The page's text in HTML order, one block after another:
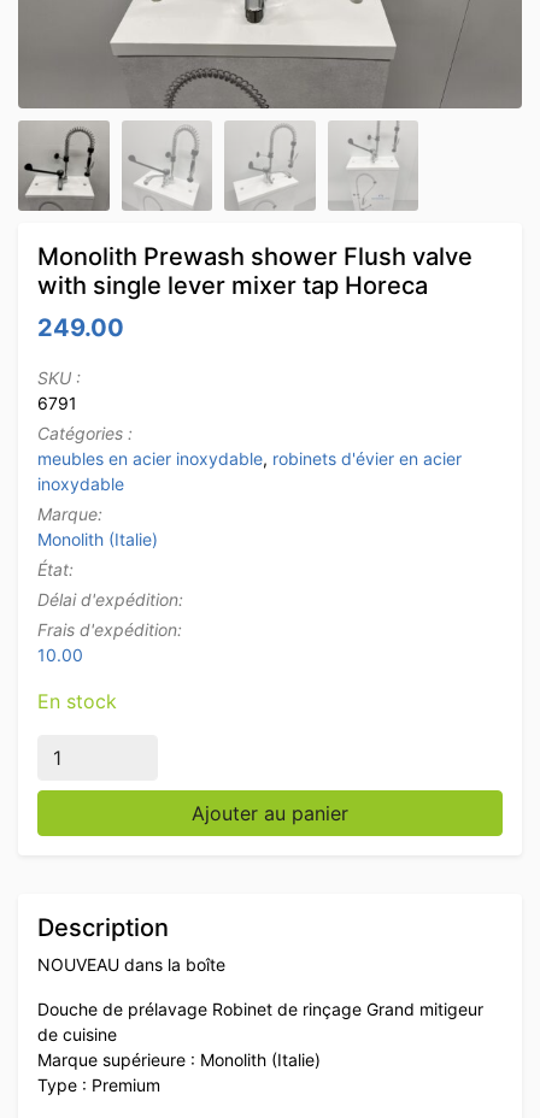
Monolith Prewash shower Flush valve
with single lever mixer tap Horeca
249.00
SKU :
6791
Catégories :
meubles en acier inoxydable, robinets d'évier en acier
inoxydable
Marque:
Monolith (Italie)
État:
Délai d'expédition:
Frais d'expédition:
10.00
En stock
quantité de Monolith Prewash shower Flush valve
Ajouter au panier
Description
NOUVEAU dans la boîte
Douche de prélavage Robinet de rinçage Grand mitigeur
de cuisine
Marque supérieure : Monolith (Italie)
Type : Premium